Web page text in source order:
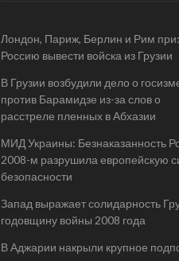
Лондон, Париж, Берлин и Рим
Россию вывести войска из Грузии
В Грузии возбудили дело о
против Барамидзе из-за слов о
расстреле пленных в Абхазии
МИД Украины: Безнаказанность
2008-м разрушила европейскую
безопасности
Запад выражает солидарность
годовщину войны 2008 года
В Аджарии накрыли крупное